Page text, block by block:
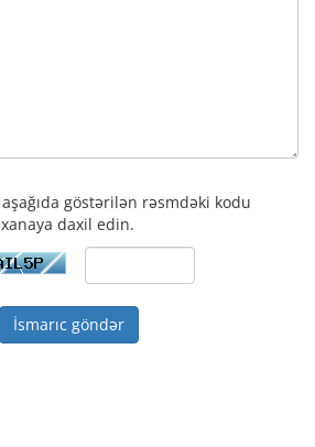
göstərilən rəsmdəki kodu
xanaya daxil edin.
İsmarıc göndər